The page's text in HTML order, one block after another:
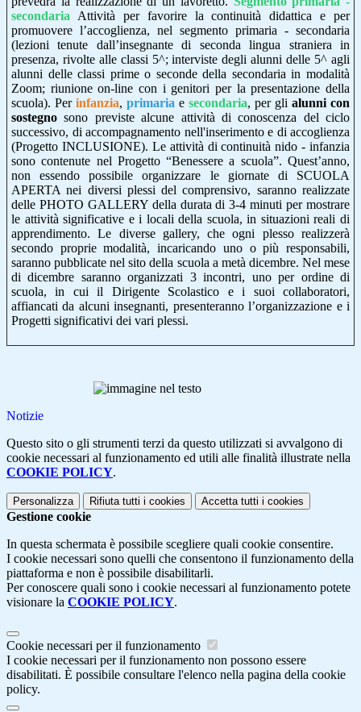
secondaria Attività per favorire la continuità didattica e per
promuovere l’accoglienza, nel segmento primaria - secondaria
(lezioni tenute dall’insegnante di seconda lingua straniera in
presenza, rivolte alle classi 5^; interviste degli alunni delle 5^ agli
alunni delle classi prime o seconde della secondaria in modalità
Zoom; riunione on-line con i genitori per la presentazione della
scuola). Per infanzia, primaria e secondaria, per gli alunni con
sostegno sono previste alcune attività di conoscenza del ciclo
successivo, di accompagnamento nell'inserimento e di accoglienza
(Progetto INCLUSIONE). Le attività di continuità nido - infanzia
sono contenute nel Progetto “Benessere a scuola”. Quest’anno,
non essendo possibile organizzare le giornate di SCUOLA
APERTA nei diversi plessi del comprensivo, saranno realizzate
delle PHOTO GALLERY della durata di 3-4 minuti per mostrare
le attività significative e i locali della scuola, in situazioni reali di
apprendimento. Le diverse gallery, che ogni plesso realizzerà
secondo proprie modalità, incaricando uno o più responsabili,
saranno pubblicate nel sito della scuola a metà dicembre. Nel mese
di dicembre saranno organizzati 3 incontri, uno per ordine di
scuola, in cui il Dirigente Scolastico e i suoi collaboratori,
affiancati da alcuni insegnanti, presenteranno l’organizzazione e i
Progetti significativi dei vari plessi.
Notizie
Questo sito o gli strumenti terzi da questo utilizzati si avvalgono di
cookie necessari al funzionamento ed utili alle finalità illustrate nella
COOKIE POLICY.
Personalizza Rifiuta tutti i cookies Accetta tutti i cookies
Gestione cookie
In questa schermata è possibile scegliere quali cookie consentire.
I cookie necessari sono quelli che consentono il funzionamento della
piattaforma e non è possibile disabilitarli.
Per conoscere quali sono i cookie necessari al funzionamento potete
visionare la COOKIE POLICY.
Cookie necessari per il funzionamento
I cookie necessari per il funzionamento non possono essere
disabilitati. È possibile consultare l'elenco nella pagina della cookie
policy.